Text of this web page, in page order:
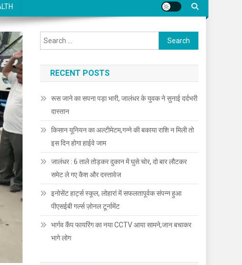
Search for:
RECENT POSTS
रूस जाने का सपना पड़ा भारी, जालंधर के युवक ने सुनाई दर्दभरी
दास्तान
किसान यूनियन का अल्टीमेटम,गन्ने की बकाया राशि न मिली तो
इस दिन होगा हाईवे जाम
जालंधर : 6 ताले तोड़कर दुकान में घुसे चोर, दो बार लौटकर
समेट ले गए कैश और दस्तावेज
इनोसेंट हार्ट्स स्कूल, लोहारां में सफलतापूर्वक संपन्न हुआ
पीएसईबी गर्ल्स ज़ोनल टूर्नामेंट
भार्गव कैंप फायरिंग का नया CCTV आया सामने,जान बचाकर
भागे लोग